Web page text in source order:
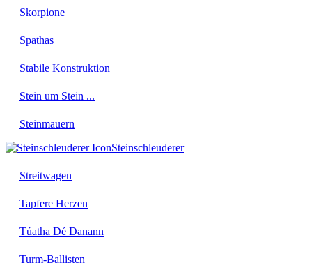
Skorpione
Spathas
Stabile Konstruktion
Stein um Stein ...
Steinmauern
Steinschleuderer
Streitwagen
Tapfere Herzen
Túatha Dé Danann
Turm-Ballisten